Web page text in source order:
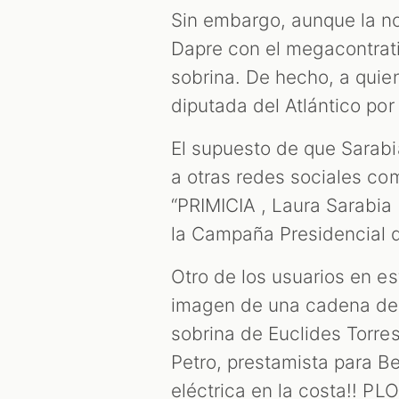
Sin embargo, aunque la
Dapre con el
sobrina. De hecho, a
diputada del Atlántico
El supuesto de que
a otras redes sociales
“PRIMICIA , Laura
la Campaña Presidencial
Otro de los usuarios en
imagen de una cadena
sobrina de Euclides
Petro, prestamista para
eléctrica en la costa!!